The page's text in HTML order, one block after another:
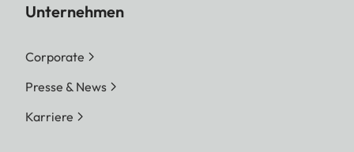
Unternehmen
Corporate
Presse & News
Karriere